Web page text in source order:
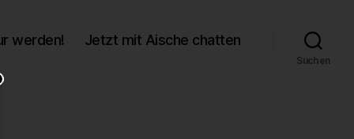
werden! Jetzt mit Aische chatten
Suchen